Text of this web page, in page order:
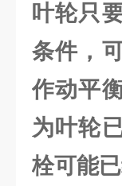
叶轮只
条件，
作动平
为叶轮
栓可能已